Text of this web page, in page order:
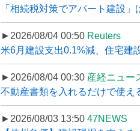
「相続税対策でアパート建設
►2026/08/04 00:50 Reuters
米6月建設支出0.1%減、住宅建
►2026/08/04 00:30 産経ニュー
不動産書類を入れるだけで使え
►2026/08/03 13:50 47NEWS